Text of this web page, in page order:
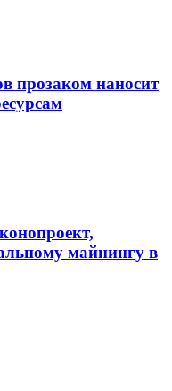
прозаком наносит
майнингу в